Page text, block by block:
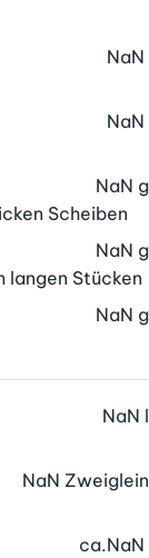
NaN
NaN
Scheiben
NaN g
langen Stücken
NaN g
NaN g
NaN l
NaN Zweiglein
ca.NaN